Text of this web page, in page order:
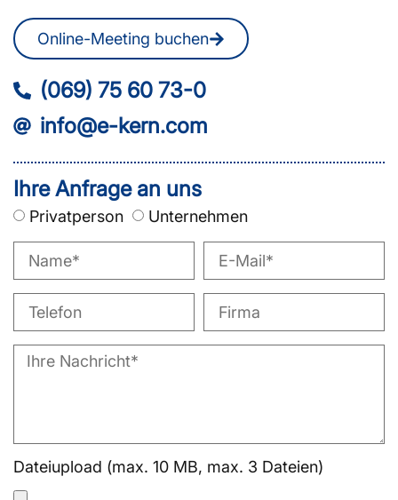
Online-Meeting buchen
(069) 75 60 73-0
info@e-kern.com
Ihre Anfrage an uns
Privatperson Unternehmen
Dateiupload (max. 10 MB, max. 3 Dateien)